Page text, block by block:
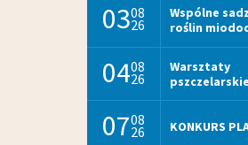
0308
26
Wspólne
roślin
0408
26
Warsztaty
pszczelarskie
0708
26 KONKURS